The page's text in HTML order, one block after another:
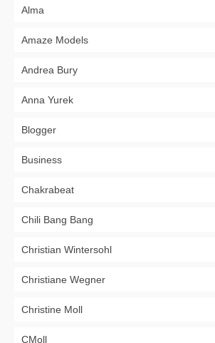
Alma
Amaze Models
Andrea Bury
Anna Yurek
Blogger
Business
Chakrabeat
Chili Bang Bang
Christian Wintersohl
Christiane Wegner
Christine Moll
CMoll